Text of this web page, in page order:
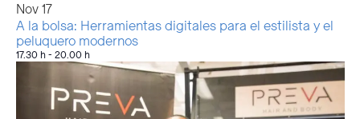
Nov 17
A la bolsa: Herramientas digitales para el estilista y el
peluquero modernos
17.30 h- 20.00 h